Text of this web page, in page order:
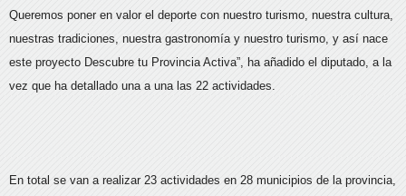
Queremos poner en valor el deporte con nuestro turismo, nuestra cultura,
nuestras tradiciones, nuestra gastronomía y nuestro turismo, y así nace
este proyecto Descubre tu Provincia Activa”, ha añadido el diputado, a la
vez que ha detallado una a una las 22 actividades.
En total se van a realizar 23 actividades en 28 municipios de la provincia,